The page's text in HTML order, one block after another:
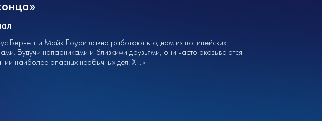
Бернетт и Майк Лоури давно работают в одном из полицейских
Будучи напарниками и близкими друзьями, они часто оказываются
наиболее опасных необычных дел. Х ...»